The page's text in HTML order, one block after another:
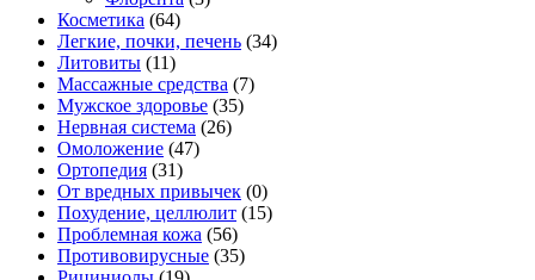
Косметика (64)
Легкие, почки, печень (34)
Литовиты (11)
Массажные средства (7)
Мужское здоровье (35)
Нервная система (26)
Омоложение (47)
Ортопедия (31)
От вредных привычек (0)
Похудение, целлюлит (15)
Проблемная кожа (56)
Противовирусные (35)